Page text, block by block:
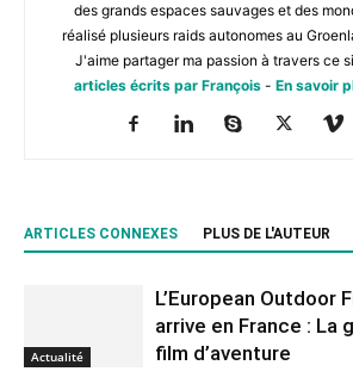
des grands espaces sauvages et des
réalisé plusieurs raids autonomes au
J'aime partager ma passion à travers ce
articles écrits par François- En savoir
ARTICLES CONNEXES PLUS DE L'AUTEUR
Actualité
L’European Outdoor
arrive en France : La
film d’aventure